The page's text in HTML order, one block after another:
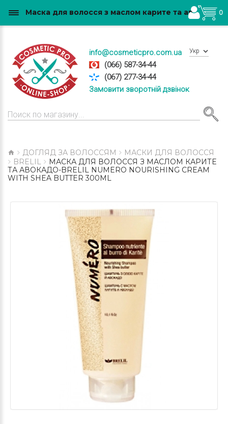
info@cosmeticpro.com.ua
(066) 587-34-44
(067) 277-34-44
Замовити зворотній дзвінок
Укр
0
ДОГЛЯД ЗА ВОЛОССЯМ
МАСКИ ДЛЯ ВОЛОССЯ
BRELIL
МАСКА ДЛЯ ВОЛОССЯ З МАСЛОМ КАРИТЕ
ТА АВОКАДО-BRELIL NUMERO NOURISHING CREAM
WITH SHEA BUTTER 300ML
Маска для волосся з маслом карите та авокадо-Brelil Numero Nourishing Cream With Shea Butter 300ml купити в Україні